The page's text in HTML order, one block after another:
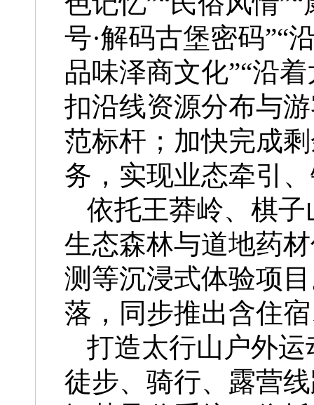
号·解码古堡密码”“
品味泽商文化”“沿
扣沿线资源分布与
范标杆；加快完成
务，实现业态牵引
依托王莽岭、棋
生态森林与道地药
测等沉浸式体验项
落，同步推出含住
打造太行山户外
徒步、骑行、露营